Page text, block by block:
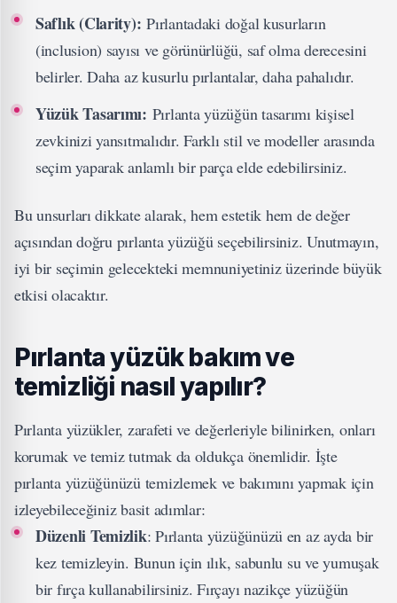
Saflık (Clarity): Pırlantadaki doğal kusurların
(inclusion) sayısı ve görünürlüğü, saf olma derecesini
belirler. Daha az kusurlu pırlantalar, daha pahalıdır.
Yüzük Tasarımı: Pırlanta yüzüğün tasarımı kişisel
zevkinizi yansıtmalıdır. Farklı stil ve modeller arasında
seçim yaparak anlamlı bir parça elde edebilirsiniz.
Bu unsurları dikkate alarak, hem estetik hem de değer
açısından doğru pırlanta yüzüğü seçebilirsiniz. Unutmayın,
iyi bir seçimin gelecekteki memnuniyetiniz üzerinde büyük
etkisi olacaktır.
Pırlanta yüzük bakım ve
temizliği nasıl yapılır?
Pırlanta yüzükler, zarafeti ve değerleriyle bilinirken, onları
korumak ve temiz tutmak da oldukça önemlidir. İşte
pırlanta yüzüğünüzü temizlemek ve bakımını yapmak için
izleyebileceğiniz basit adımlar:
Düzenli Temizlik: Pırlanta yüzüğünüzü en az ayda bir
kez temizleyin. Bunun için ılık, sabunlu su ve yumuşak
bir fırça kullanabilirsiniz. Fırçayı nazikçe yüzüğün